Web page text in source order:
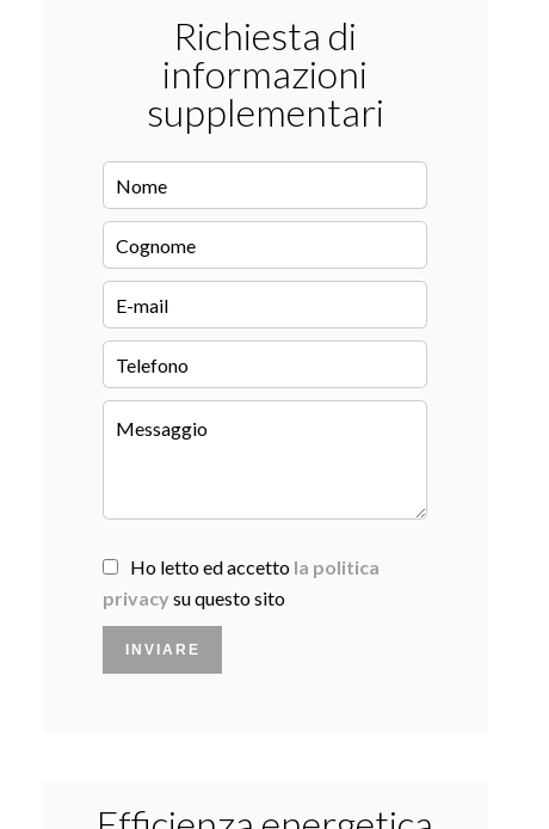
Richiesta di
informazioni
supplementari
Ho letto ed accetto la politica
privacy su questo sito
INVIARE